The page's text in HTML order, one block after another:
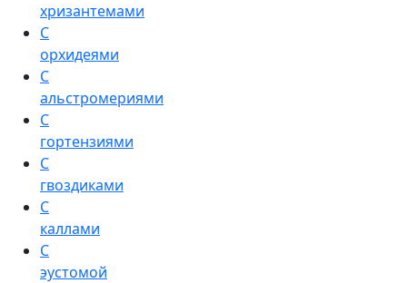
хризантемами
С
орхидеями
С
альстромериями
С
гортензиями
С
гвоздиками
С
каллами
С
эустомой